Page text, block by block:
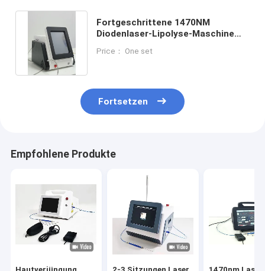
Fortgeschrittene 1470NM
Diodenlaser-Lipolyse-Maschine
Price： One set
Fortsetzen
Empfohlene Produkte